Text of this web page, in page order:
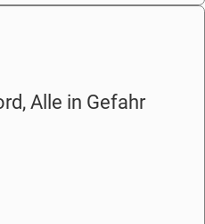
Alle in Gefahr